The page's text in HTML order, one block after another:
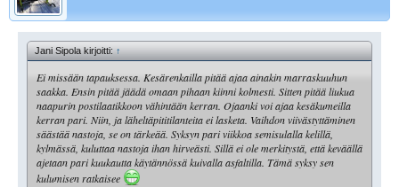
Jani Sipola kirjoitti:↑
Ei missään tapauksessa. Kesärenkailla pitää ajaa ainakin marraskuuhun
saakka. Ensin pitää jäädä omaan pihaan kiinni kolmesti. Sitten pitää liukua
naapurin postilaatikkoon vähintään kerran. Ojaanki voi ajaa kesäkumeilla
kerran pari. Niin, ja läheltäpititilanteita ei lasketa. Vaihdon viivästyttäminen
säästää nastoja, se on tärkeää. Syksyn pari viikkoa semisulalla kelillä,
kylmässä, kuluttaa nastoja ihan hirveästi. Sillä ei ole merkitystä, että keväällä
ajetaan pari kuukautta käytännössä kuivalla asfaltilla. Tämä syksy sen
kulumisen ratkaisee